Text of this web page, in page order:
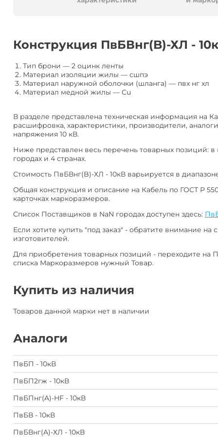
тендер
Конструкция ПвБВнг(B)-ХЛ -
Тип брони — 2 оцинк ленты
Материал изоляции жилы — сшпэ
Материал наружной оболочки (шланга) — пвх нг хл
Материал медной жилы — Cu
В разделе представлена техническая информация на
расшифровка, характеристики, производители,
напряжения 10 кВ.
Ниже представлен весь перечень товарных позиций:
городах и 4 странах.
Стоимость ПвБВнг(B)-ХЛ - 10кВ варьируется в
Общая конструкция и описание на Кабель по ГОСТ Р
карточках маркоразмеров.
Список Поставщиков в NaN городах доступен здесь:
Если хотите купить "под заказ" - обратите внимание на
изготовителей.
Для приобретения товарных позиций - переходите на
списка Маркоразмеров нужный Товар.
Купить из наличия
Товаров данной марки нет в наличии
Аналоги
ПвБП - 10кВ
ПвБП2гж - 10кВ
ПвБПнг(A)-HF - 10кВ
ПвБВ - 10кВ
ПвБВнг(A)-ХЛ - 10кВ